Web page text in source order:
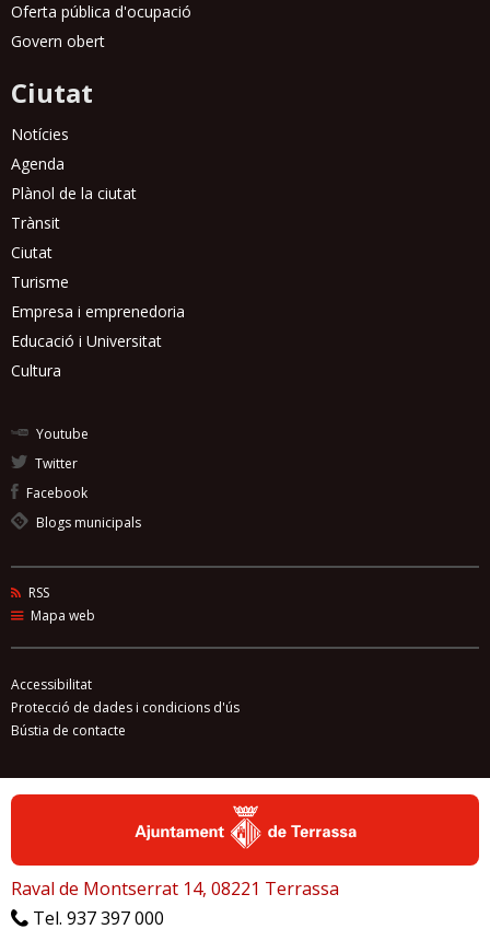
Oferta pública d'ocupació
Govern obert
Ciutat
Notícies
Agenda
Plànol de la ciutat
Trànsit
Ciutat
Turisme
Empresa i emprenedoria
Educació i Universitat
Cultura
Youtube
Twitter
Facebook
Blogs municipals
RSS
Mapa web
Accessibilitat
Protecció de dades i condicions d'ús
Bústia de contacte
Raval de Montserrat 14, 08221 Terrassa
Tel. 937 397 000